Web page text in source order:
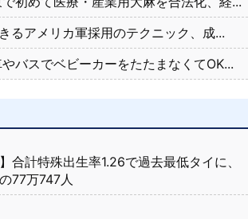
るアメリカ軍採用のテクニック、成...
バスでベビーカーをたたまなくてOK...
合計特殊出生率1.26で過去最低タイに、
77万747人